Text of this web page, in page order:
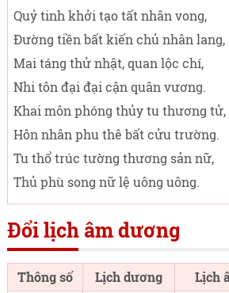
Quỷ tinh khởi tạo tất nhân vong,
Đường tiền bất kiến chủ nhân lang,
Mai táng thử nhật, quan lộc chí,
Nhi tôn đại đại cận quân vương.
Khai môn phóng thủy tu thương tử,
Hôn nhân phu thê bất cửu trường.
Tu thổ trúc tường thương sản nữ,
Thủ phù song nữ lệ uông uông.
Đổi lịch âm dương
Thông số Lịch dương Lịch